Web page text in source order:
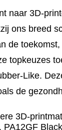
naar 3D-
ons breed
de
topkeuzes
Like.
de
3D-
PA12GF Black